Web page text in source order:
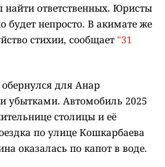
найти ответственных. Юристы
будет непросто. В акимате же
стихии, сообщает "31
обернулся для Анар
Автомобиль 2025
столицы и её
по улице Кошкарбаева
оказалась по капот в воде.